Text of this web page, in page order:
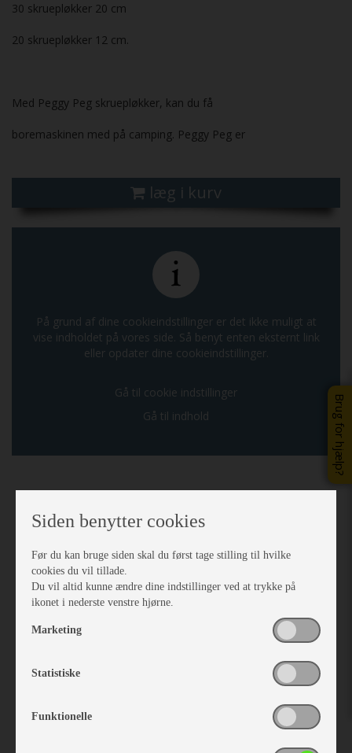
Brug for hjælp?
30 skruepløkker 20 cm
20 skruepløkker 12 cm.
Med Peggy Peg skruepløkker, kan du få
boremaskinen med på camping. Peggy Peg er
læg i kurv
På grund af dine cookieindstillinger er det ikke muligt at
vise indholdet på vores side. Så benyt enten eksternt link
eller opdater dine cookieindstillinger.
Gå til cookie indstillinger
Gå til indhold
Siden benytter cookies
Før du kan bruge siden skal du først tage stilling til hvilke
cookies du vil tillade.
Du vil altid kunne ændre dine indstillinger ved at trykke på
ikonet i nederste venstre hjørne.
Marketing
Statistiske
Funktionelle